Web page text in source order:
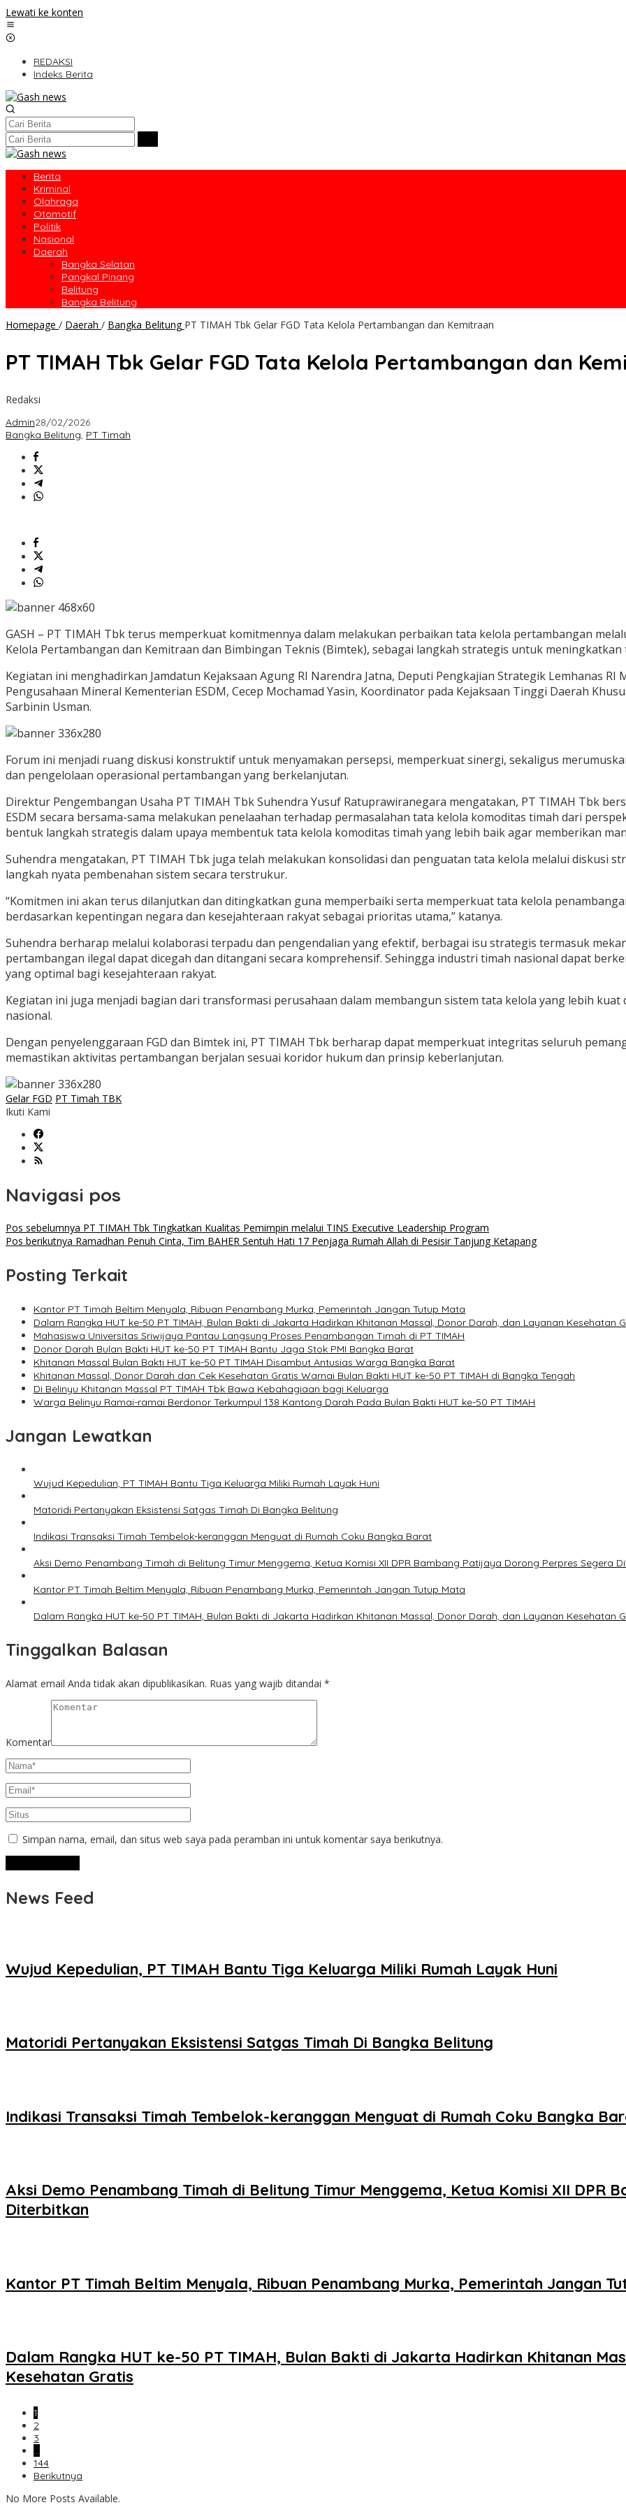
Lewati ke konten
REDAKSI
Indeks Berita
Berita
Kriminal
Olahraga
Otomotif
Politik
Nasional
Daerah
Bangka Selatan
Pangkal Pinang
Belitung
Bangka Belitung
Homepage / Daerah / Bangka Belitung PT TIMAH Tbk Gelar FGD Tata Kelola Pertambangan dan Kemitraan
PT TIMAH Tbk Gelar FGD Tata Kelola Pertambangan dan
Redaksi
Admin28/02/2026
Bangka Belitung, PT Timah
GASH – PT TIMAH Tbk terus memperkuat komitmennya dalam melakukan perbaikan tata kelola pertambangan
Kelola Pertambangan dan Kemitraan dan Bimbingan Teknis (Bimtek), sebagai langkah strategis untuk
Kegiatan ini menghadirkan Jamdatun Kejaksaan Agung RI Narendra Jatna, Deputi Pengkajian Strategik Lemhanas
Pengusahaan Mineral Kementerian ESDM, Cecep Mochamad Yasin, Koordinator pada Kejaksaan Tinggi Daerah
Sarbinin Usman.
Forum ini menjadi ruang diskusi konstruktif untuk menyamakan persepsi, memperkuat sinergi, sekaligus
dan pengelolaan operasional pertambangan yang berkelanjutan.
Direktur Pengembangan Usaha PT TIMAH Tbk Suhendra Yusuf Ratuprawiranegara mengatakan, PT TIMAH Tbk
ESDM secara bersama-sama melakukan penelaahan terhadap permasalahan tata kelola komoditas timah dari
bentuk langkah strategis dalam upaya membentuk tata kelola komoditas timah yang lebih baik agar memberikan
Suhendra mengatakan, PT TIMAH Tbk juga telah melakukan konsolidasi dan penguatan tata kelola melalui diskusi
langkah nyata pembenahan sistem secara terstrukur.
“Komitmen ini akan terus dilanjutkan dan ditingkatkan guna memperbaiki serta memperkuat tata kelola
berdasarkan kepentingan negara dan kesejahteraan rakyat sebagai prioritas utama,” katanya.
Suhendra berharap melalui kolaborasi terpadu dan pengendalian yang efektif, berbagai isu strategis termasuk
pertambangan ilegal dapat dicegah dan ditangani secara komprehensif. Sehingga industri timah nasional dapat
yang optimal bagi kesejahteraan rakyat.
Kegiatan ini juga menjadi bagian dari transformasi perusahaan dalam membangun sistem tata kelola yang lebih
nasional.
Dengan penyelenggaraan FGD dan Bimtek ini, PT TIMAH Tbk berharap dapat memperkuat integritas seluruh
memastikan aktivitas pertambangan berjalan sesuai koridor hukum dan prinsip keberlanjutan.
Gelar FGD PT Timah TBK
Ikuti Kami
Navigasi pos
Pos sebelumnya PT TIMAH Tbk Tingkatkan Kualitas Pemimpin melalui TINS Executive Leadership Program
Pos berikutnya Ramadhan Penuh Cinta, Tim BAHER Sentuh Hati 17 Penjaga Rumah Allah di Pesisir Tanjung Ketapang
Posting Terkait
Kantor PT Timah Beltim Menyala, Ribuan Penambang Murka, Pemerintah Jangan Tutup Mata
Dalam Rangka HUT ke-50 PT TIMAH, Bulan Bakti di Jakarta Hadirkan Khitanan Massal, Donor Darah, dan Layanan Kesehatan
Mahasiswa Universitas Sriwijaya Pantau Langsung Proses Penambangan Timah di PT TIMAH
Donor Darah Bulan Bakti HUT ke-50 PT TIMAH Bantu Jaga Stok PMI Bangka Barat
Khitanan Massal Bulan Bakti HUT ke-50 PT TIMAH Disambut Antusias Warga Bangka Barat
Khitanan Massal, Donor Darah dan Cek Kesehatan Gratis Warnai Bulan Bakti HUT ke-50 PT TIMAH di Bangka Tengah
Di Belinyu Khitanan Massal PT TIMAH Tbk Bawa Kebahagiaan bagi Keluarga
Warga Belinyu Ramai-ramai Berdonor Terkumpul 138 Kantong Darah Pada Bulan Bakti HUT ke-50 PT TIMAH
Jangan Lewatkan
Wujud Kepedulian, PT TIMAH Bantu Tiga Keluarga Miliki Rumah Layak Huni
Matoridi Pertanyakan Eksistensi Satgas Timah Di Bangka Belitung
Indikasi Transaksi Timah Tembelok-keranggan Menguat di Rumah Coku Bangka Barat
Aksi Demo Penambang Timah di Belitung Timur Menggema, Ketua Komisi XII DPR Bambang Patijaya Dorong Perpres Segera
Kantor PT Timah Beltim Menyala, Ribuan Penambang Murka, Pemerintah Jangan Tutup Mata
Dalam Rangka HUT ke-50 PT TIMAH, Bulan Bakti di Jakarta Hadirkan Khitanan Massal, Donor Darah, dan Layanan Kesehatan
Tinggalkan Balasan
Alamat email Anda tidak akan dipublikasikan. Ruas yang wajib ditandai *
Komentar
Simpan nama, email, dan situs web saya pada peramban ini untuk komentar saya berikutnya.
News Feed
Wujud Kepedulian, PT TIMAH Bantu Tiga Keluarga Miliki Rumah Layak Huni
Matoridi Pertanyakan Eksistensi Satgas Timah Di Bangka Belitung
Indikasi Transaksi Timah Tembelok-keranggan Menguat di Rumah Coku Bangka
Aksi Demo Penambang Timah di Belitung Timur Menggema, Ketua Komisi XII DPR
Diterbitkan
Kantor PT Timah Beltim Menyala, Ribuan Penambang Murka, Pemerintah Jangan
Dalam Rangka HUT ke-50 PT TIMAH, Bulan Bakti di Jakarta Hadirkan Khitanan
Kesehatan Gratis
1
2
3
…
144
Berikutnya
No More Posts Available.